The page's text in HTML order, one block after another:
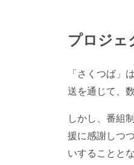
プロジェ
「さくつば」
送を通じて、
しかし、番組
援に感謝しつ
いすることと